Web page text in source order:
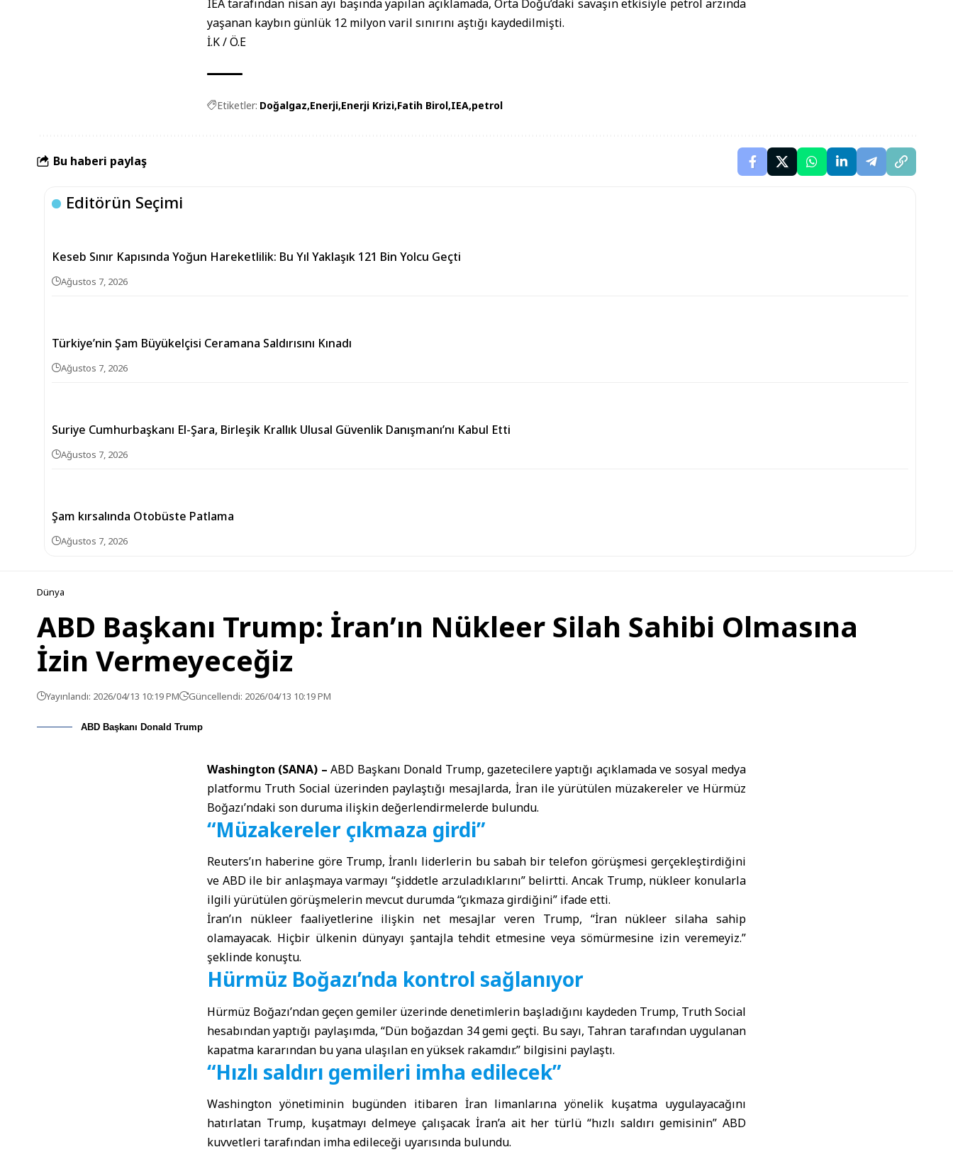
IEA tarafından nisan ayı başında yapılan açıklamada, Orta Doğu’daki savaşın etkisiyle petrol arzında
yaşanan kaybın günlük 12 milyon varil sınırını aştığı kaydedilmişti.
İ.K / Ö.E
Etiketler: Doğalgaz Enerji Enerji Krizi Fatih Birol IEA petrol
Bu haberi paylaş
Editörün Seçimi
Keseb Sınır Kapısında Yoğun Hareketlilik: Bu Yıl Yaklaşık 121 Bin Yolcu Geçti
Ağustos 7, 2026
Türkiye’nin Şam Büyükelçisi Ceramana Saldırısını Kınadı
Ağustos 7, 2026
Suriye Cumhurbaşkanı El-Şara, Birleşik Krallık Ulusal Güvenlik Danışmanı’nı Kabul Etti
Ağustos 7, 2026
Şam kırsalında Otobüste Patlama
Ağustos 7, 2026
Dünya
ABD Başkanı Trump: İran’ın Nükleer Silah Sahibi Olmasına
İzin Vermeyeceğiz
Yayınlandı: 2026/04/13 10:19 PM Güncellendi: 2026/04/13 10:19 PM
ABD Başkanı Donald Trump
Washington (SANA) – ABD Başkanı Donald Trump, gazetecilere yaptığı açıklamada ve sosyal medya
platformu Truth Social üzerinden paylaştığı mesajlarda, İran ile yürütülen müzakereler ve Hürmüz
Boğazı’ndaki son duruma ilişkin değerlendirmelerde bulundu.
“Müzakereler çıkmaza girdi”
Reuters’ın haberine göre Trump, İranlı liderlerin bu sabah bir telefon görüşmesi gerçekleştirdiğini
ve ABD ile bir anlaşmaya varmayı “şiddetle arzuladıklarını” belirtti. Ancak Trump, nükleer konularla
ilgili yürütülen görüşmelerin mevcut durumda “çıkmaza girdiğini” ifade etti.
İran’ın nükleer faaliyetlerine ilişkin net mesajlar veren Trump, “İran nükleer silaha sahip
olamayacak. Hiçbir ülkenin dünyayı şantajla tehdit etmesine veya sömürmesine izin veremeyiz.”
şeklinde konuştu.
Hürmüz Boğazı’nda kontrol sağlanıyor
Hürmüz Boğazı’ndan geçen gemiler üzerinde denetimlerin başladığını kaydeden Trump, Truth Social
hesabından yaptığı paylaşımda, “Dün boğazdan 34 gemi geçti. Bu sayı, Tahran tarafından uygulanan
kapatma kararından bu yana ulaşılan en yüksek rakamdır.” bilgisini paylaştı.
“Hızlı saldırı gemileri imha edilecek”
Washington yönetiminin bugünden itibaren İran limanlarına yönelik kuşatma uygulayacağını
hatırlatan Trump, kuşatmayı delmeye çalışacak İran’a ait her türlü “hızlı saldırı gemisinin” ABD
kuvvetleri tarafından imha edileceği uyarısında bulundu.